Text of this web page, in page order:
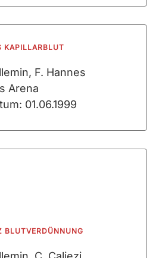
KAPILLARBLUT
F. Hannes
Arena
01.06.1999
BLUTVERDÜNNUNG